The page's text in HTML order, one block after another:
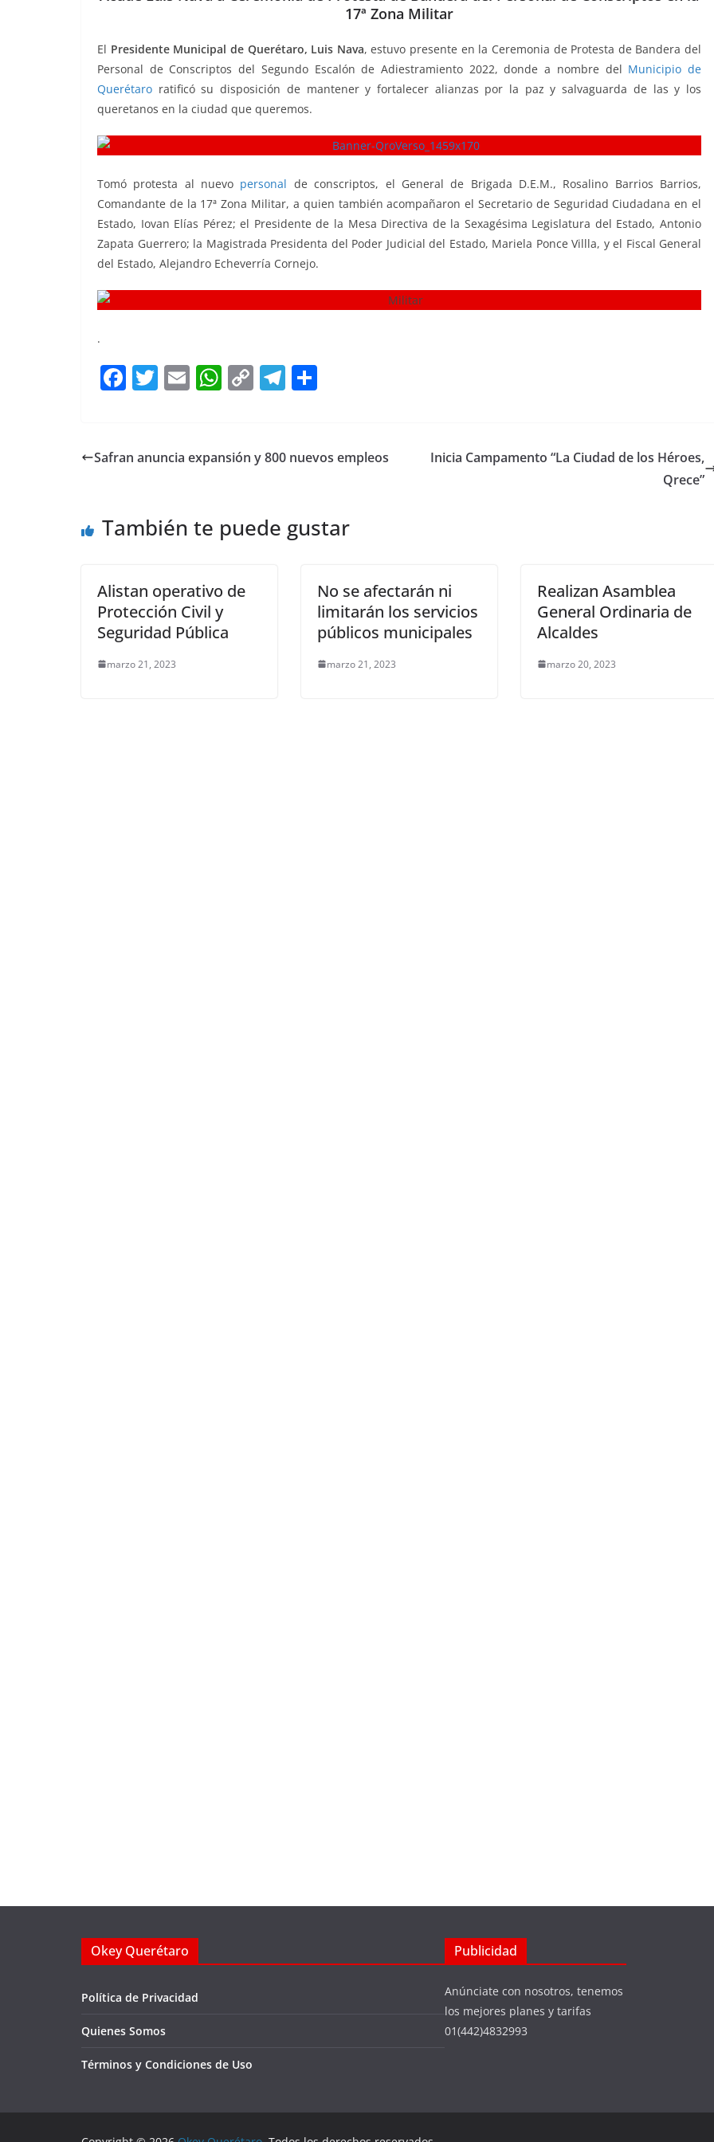
o
o
k
p
p
n
k
m
17ª Zona Militar
El Presidente Municipal de Querétaro, Luis Nava, estuvo presente en la Ceremonia de Protesta de Bandera del
Personal de Conscriptos del Segundo Escalón de Adiestramiento 2022, donde a nombre del Municipio de
Querétaro ratificó su disposición de mantener y fortalecer alianzas por la paz y salvaguarda de las y los
queretanos en la ciudad que queremos.
Tomó protesta al nuevo personal de conscriptos, el General de Brigada D.E.M., Rosalino Barrios Barrios,
Comandante de la 17ª Zona Militar, a quien también acompañaron el Secretario de Seguridad Ciudadana en el
Estado, Iovan Elías Pérez; el Presidente de la Mesa Directiva de la Sexagésima Legislatura del Estado, Antonio
Zapata Guerrero; la Magistrada Presidenta del Poder Judicial del Estado, Mariela Ponce Villla, y el Fiscal General
del Estado, Alejandro Echeverría Cornejo.
.
F
e
o
T
er
E
l
W
s
p
C
y
k
T
gr e
Safran anuncia expansión y 800 nuevos empleos
Inicia Campamento “La Ciudad de los Héroes,
Qrece”
También te puede gustar
Alistan operativo de
Protección Civil y
Seguridad Pública
marzo 21, 2023
No se afectarán ni
limitarán los servicios
públicos municipales
marzo 21, 2023
Realizan Asamblea
General Ordinaria de
Alcaldes
marzo 20, 2023
Okey Querétaro
Política de Privacidad
Quienes Somos
Términos y Condiciones de Uso
Publicidad
Anúnciate con nosotros, tenemos
los mejores planes y tarifas
01(442)4832993